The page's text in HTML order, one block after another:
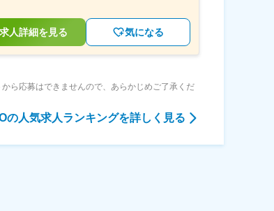
求人詳細を見る 気になる
ら応募はできませんので、あらかじめご了承くだ
の人気求人ランキングを詳しく見る